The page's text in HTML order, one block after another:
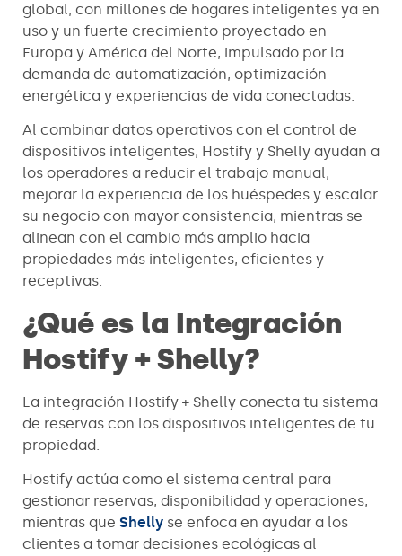
global, con millones de hogares inteligentes ya en
uso y un fuerte crecimiento proyectado en
Europa y América del Norte, impulsado por la
demanda de automatización, optimización
energética y experiencias de vida conectadas.
Al combinar datos operativos con el control de
dispositivos inteligentes, Hostify y Shelly ayudan a
los operadores a reducir el trabajo manual,
mejorar la experiencia de los huéspedes y escalar
su negocio con mayor consistencia, mientras se
alinean con el cambio más amplio hacia
propiedades más inteligentes, eficientes y
receptivas.
¿Qué es la Integración
Hostify + Shelly?
La integración Hostify + Shelly conecta tu sistema
de reservas con los dispositivos inteligentes de tu
propiedad.
Hostify actúa como el sistema central para
gestionar reservas, disponibilidad y operaciones,
mientras que Shelly se enfoca en ayudar a los
clientes a tomar decisiones ecológicas al